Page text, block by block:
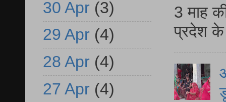
3 माह
प्रदेश
30 Apr (3)
29 Apr (4)
28 Apr (4)
27 Apr (4)